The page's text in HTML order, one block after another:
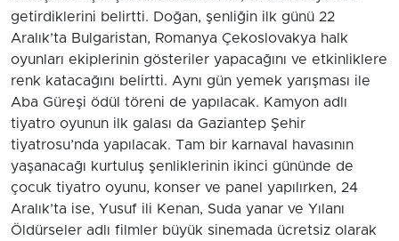
getirdiklerini belirtti. Doğan, şenliğin ilk günü 22
Aralık’ta Bulgaristan, Romanya Çekoslovakya halk
oyunları ekiplerinin gösteriler yapacağını ve etkinliklere
renk katacağını belirtti. Aynı gün yemek yarışması ile
Aba Güreşi ödül töreni de yapılacak. Kamyon adlı
tiyatro oyunun ilk galası da Gaziantep Şehir
tiyatrosu’nda yapılacak. Tam bir karnaval havasının
yaşanacağı kurtuluş şenliklerinin ikinci gününde de
çocuk tiyatro oyunu, konser ve panel yapılırken, 24
Aralık’ta ise, Yusuf ili Kenan, Suda yanar ve Yılanı
Öldürseler adlı filmler büyük sinemada ücretsiz olarak